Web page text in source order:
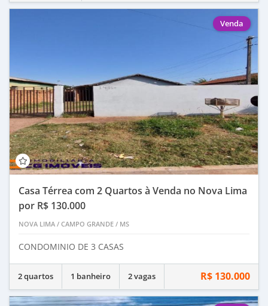
Venda
Casa Térrea com 2 Quartos à Venda no Nova Lima
por R$ 130.000
NOVA LIMA / CAMPO GRANDE / MS
CONDOMINIO DE 3 CASAS
2 quartos 1 banheiro 2 vagas R$ 130.000